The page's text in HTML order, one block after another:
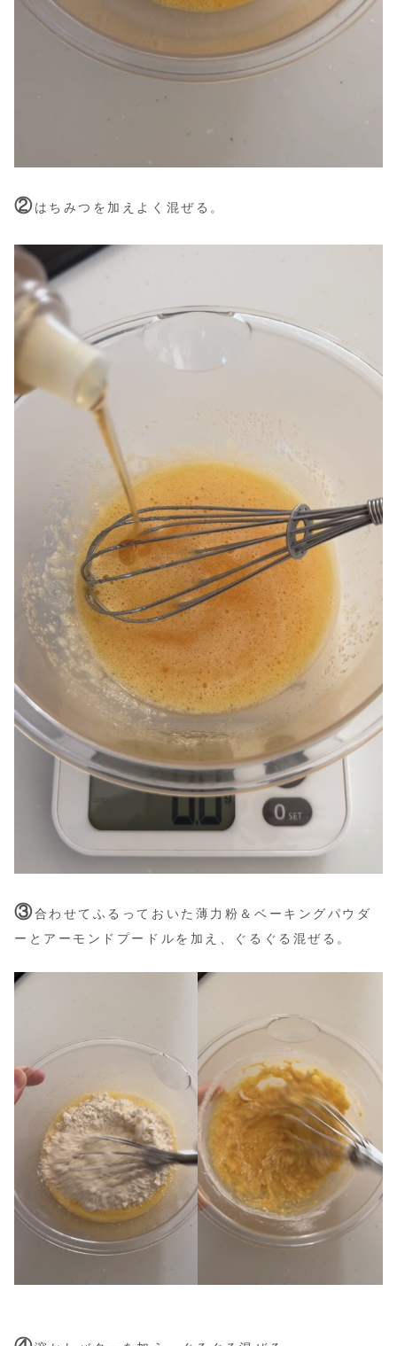
②はちみつを加えよく混ぜる。
③合わせてふるっておいた薄力粉＆ベーキングパウダ
ーとアーモンドプードルを加え、ぐるぐる混ぜる。